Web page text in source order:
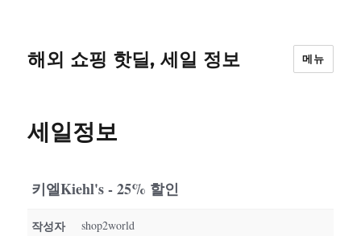
해외 쇼핑 핫딜, 세일 정보 메뉴
세일정보
키엘Kiehl's - 25% 할인
작성자 shop2world